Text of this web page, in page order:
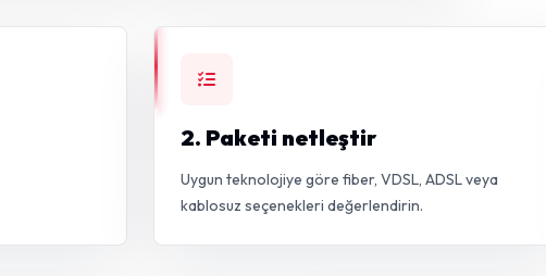
2. Paketi netleştir
Uygun teknolojiye göre fiber, VDSL, ADSL veya
kablosuz seçenekleri değerlendirin.